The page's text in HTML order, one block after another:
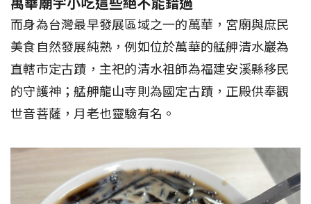
而身為台灣最早發展區域之一的萬華，宮廟與庶民
美食自然發展純熟，例如位於萬華的艋舺清水巖為
直轄市定古蹟，主祀的清水祖師為福建安溪縣移民
的守護神；艋舺龍山寺則為國定古蹟，正殿供奉觀
世音菩薩，月老也靈驗有名。